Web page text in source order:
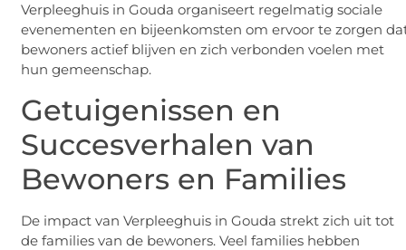
Verpleeghuis in Gouda organiseert regelmatig sociale
evenementen en bijeenkomsten om ervoor te zorgen
bewoners actief blijven en zich verbonden voelen met
hun gemeenschap.
Getuigenissen en
Succesverhalen van
Bewoners en Families
De impact van Verpleeghuis in Gouda strekt zich uit tot
de families van de bewoners. Veel families hebben